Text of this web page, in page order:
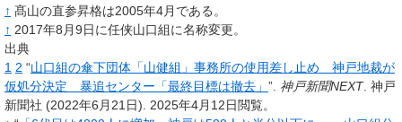
↑ 髙山の直参昇格は2005年4月である。
↑ 2017年8月9日に任侠山口組に名称変更。
出典
1 2 “山口組の傘下団体「山健組」事務所の使用差し止め 神戸地裁が
仮処分決定 暴追センター「最終目標は撤去」 ”. 神戸新聞NEXT. 神戸
新聞社 (2022年6月21日).
2025年4月12日閲覧。